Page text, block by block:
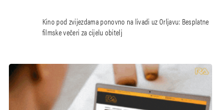
Kino pod zvijezdama ponovno na livadi uz Orljavu: Besplatne
filmske večeri za cijelu obitelj